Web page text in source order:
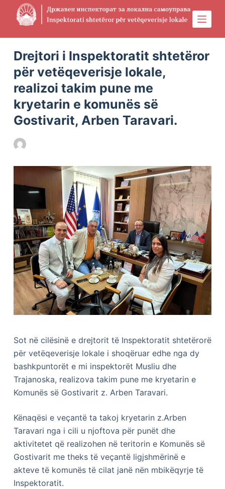
i
p
o
c
n
e
Drejtori i Inspektoratit shtetëror
për vetëqeverisje lokale,
realizoi takim pune me
kryetarin e komunës së
Gostivarit, Arben Taravari.
Sot në cilësinë e drejtorit të Inspektoratit shtetërorë
për vetëqeverisje lokale i shoqëruar edhe nga dy
bashkpuntorët e mi inspektorët Musliu dhe
Trajanoska, realizova takim pune me kryetarin e
Komunës së Gostivarit z. Arben Taravari.
Kënaqësi e veçantë ta takoj kryetarin z.Arben
Taravari nga i cili u njoftova për punët dhe
aktivitetet që realizohen në teritorin e Komunës së
Gostivarit me theks të veçantë ligjshmërinë e
akteve të komunës të cilat janë nën mbikëqyrje të
Inspektoratit.